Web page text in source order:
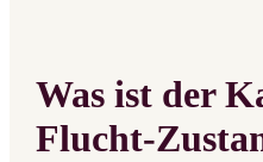
Was ist der
Flucht-